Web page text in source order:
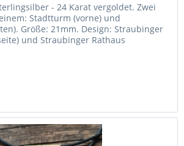
- 24 Karat vergoldet. Zwei
Stadtturm (vorne) und
Größe: 21mm. Design: Straubinger
und Straubinger Rathaus